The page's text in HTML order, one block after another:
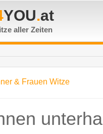
YOU.at
aller Zeiten
& Frauen Witze